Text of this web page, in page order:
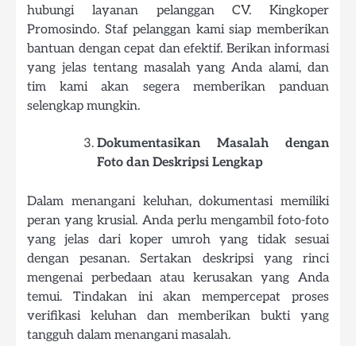
hubungi layanan pelanggan CV. Kingkoper
Promosindo. Staf pelanggan kami siap memberikan
bantuan dengan cepat dan efektif. Berikan informasi
yang jelas tentang masalah yang Anda alami, dan
tim kami akan segera memberikan panduan
selengkap mungkin.
Dokumentasikan Masalah dengan
Foto dan Deskripsi Lengkap
Dalam menangani keluhan, dokumentasi memiliki
peran yang krusial. Anda perlu mengambil foto-foto
yang jelas dari koper umroh yang tidak sesuai
dengan pesanan. Sertakan deskripsi yang rinci
mengenai perbedaan atau kerusakan yang Anda
temui. Tindakan ini akan mempercepat proses
verifikasi keluhan dan memberikan bukti yang
tangguh dalam menangani masalah.